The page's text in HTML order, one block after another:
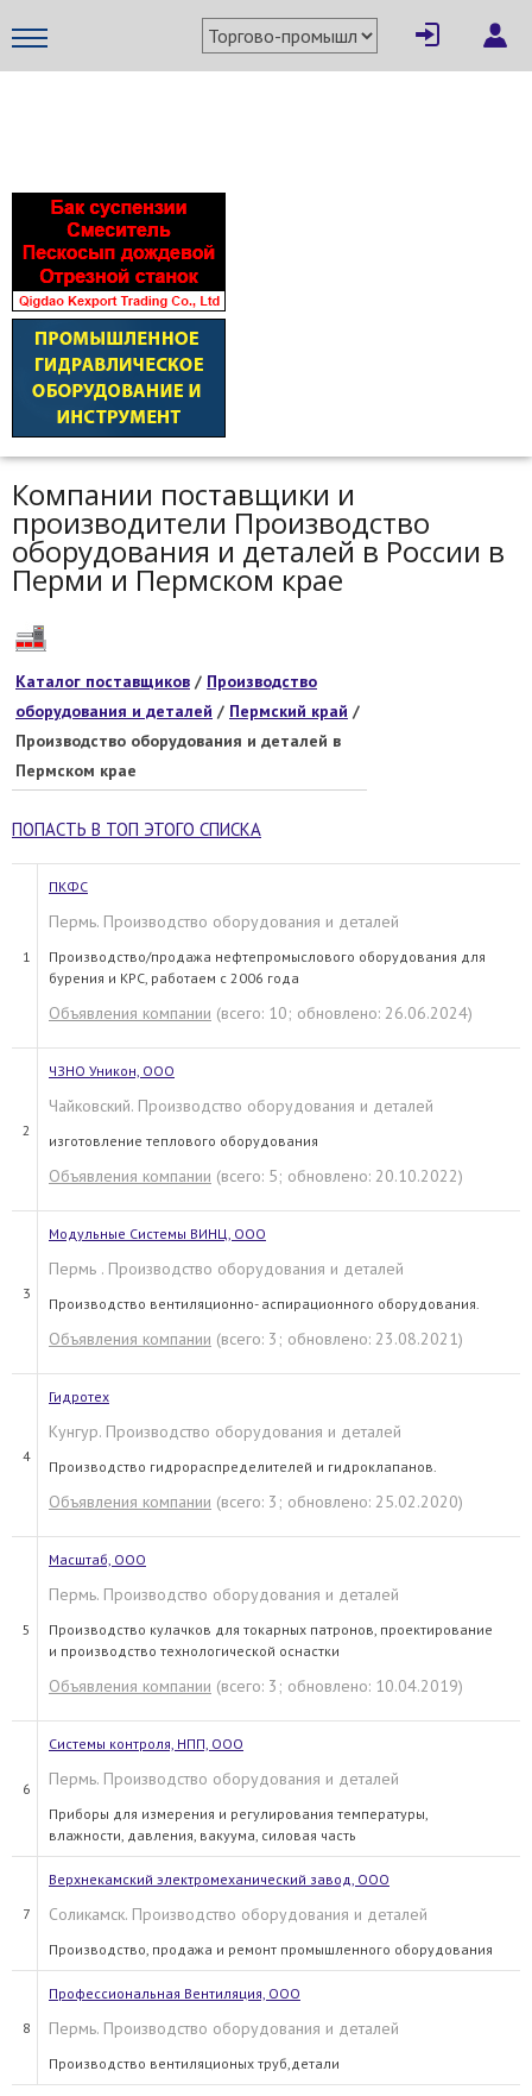
Компании поставщики и
производители Производство
оборудования и деталей в России в
Перми и Пермском крае
Каталог поставщиков / Производство
оборудования и деталей / Пермский край /
Производство оборудования и деталей в
Пермском крае
ПОПАСТЬ В ТОП ЭТОГО СПИСКА
1
ПКФС
Пермь. Производство оборудования и деталей
Производство/продажа нефтепромыслового оборудования для
бурения и КРС, работаем с 2006 года
Объявления компании (всего: 10; обновлено: 26.06.2024)
2
ЧЗНО Уникон, ООО
Чайковский. Производство оборудования и деталей
изготовление теплового оборудования
Объявления компании (всего: 5; обновлено: 20.10.2022)
3
Модульные Системы ВИНЦ, ООО
Пермь . Производство оборудования и деталей
Производство вентиляционно- аспирационного оборудования.
Объявления компании (всего: 3; обновлено: 23.08.2021)
4
Гидротех
Кунгур. Производство оборудования и деталей
Производство гидрораспределителей и гидроклапанов.
Объявления компании (всего: 3; обновлено: 25.02.2020)
5
Масштаб, ООО
Пермь. Производство оборудования и деталей
Производство кулачков для токарных патронов, проектирование
и производство технологической оснастки
Объявления компании (всего: 3; обновлено: 10.04.2019)
6
Системы контроля, НПП, ООО
Пермь. Производство оборудования и деталей
Приборы для измерения и регулирования температуры,
влажности, давления, вакуума, силовая часть
7
Верхнекамский электромеханический завод, ООО
Соликамск. Производство оборудования и деталей
Производство, продажа и ремонт промышленного оборудования
8
Профессиональная Вентиляция, ООО
Пермь. Производство оборудования и деталей
Производство вентиляционых труб,детали